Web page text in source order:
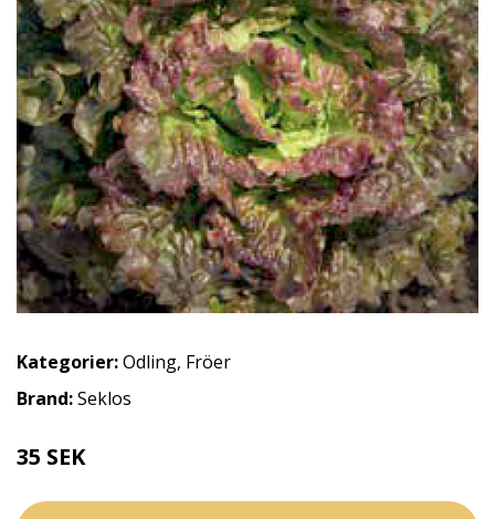
Kategorier:Odling, Fröer
Brand:Seklos
35 SEK